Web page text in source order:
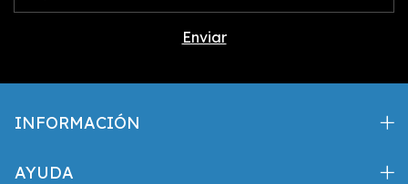
INFORMACIÓN
AYUDA